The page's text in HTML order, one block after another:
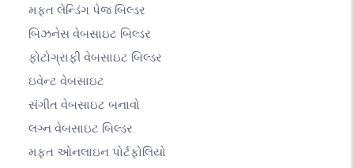
મફત લેન્ડિંગ પેજ બિલ્ડર
બિઝનેસ વેબસાઇટ બિલ્ડર
ફોટોગ્રાફી વેબસાઇટ બિલ્ડર
ઇવેન્ટ વેબસાઇટ
સંગીત વેબસાઇટ બનાવો
લગ્ન વેબસાઇટ બિલ્ડર
મફત ઓનલાઇન પોર્ટફોલિયો